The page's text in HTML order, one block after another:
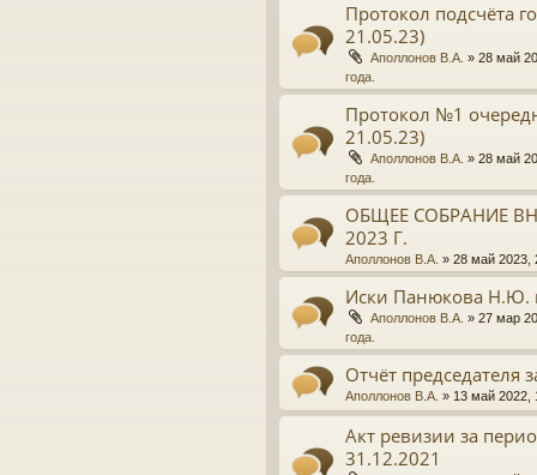
Протокол подсчёта
21.05.23)
Аполлонов В.А. » 28 май
года.
Протокол №1
21.05.23)
Аполлонов В.А. » 28 май
года.
ОБЩЕЕ СОБРАНИЕ
2023 Г.
Аполлонов В.А. » 28 май 2023,
Иски Панюкова Н.Ю.
Аполлонов В.А. » 27 мар
года.
Отчёт председателя
Аполлонов В.А. » 13 май 2022,
Акт ревизии за
31.12.2021